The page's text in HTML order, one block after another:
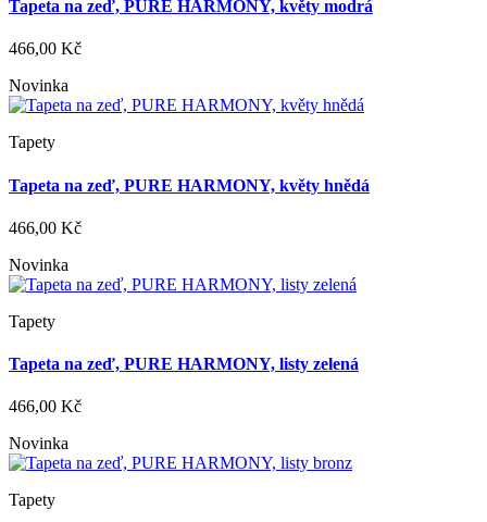
Tapeta na zeď, PURE HARMONY, květy modrá
466,00 Kč
Novinka
Tapety
Tapeta na zeď, PURE HARMONY, květy hnědá
466,00 Kč
Novinka
Tapety
Tapeta na zeď, PURE HARMONY, listy zelená
466,00 Kč
Novinka
Tapety